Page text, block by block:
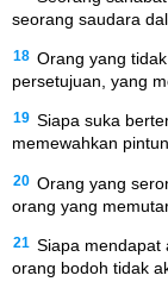
seorang saudara
18 Orang yang
persetujuan, yang
19 Siapa suka
memewahkan
20 Orang yang
orang yang
21 Siapa mendapat
orang bodoh tidak